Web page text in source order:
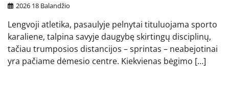
2026 18 Balandžio
Lengvoji atletika, pasaulyje pelnytai tituluojama sporto
karaliene, talpina savyje daugybę skirtingų disciplinų,
tačiau trumposios distancijos – sprintas – neabejotinai
yra pačiame dėmesio centre. Kiekvienas bėgimo […]